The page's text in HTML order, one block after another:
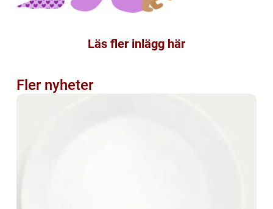
Läs fler inlägg här
Fler nyheter